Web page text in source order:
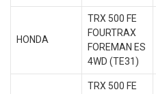
HONDA
TRX 500 FE
FOURTRAX
FOREMAN ES
4WD (TE31)
TRX 500 FE